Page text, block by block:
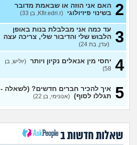
איך עוצרים מישהו שלא מפסיק
איך בחור חרדי אמור לדעת מה
עושים בפעם הראשונה עם
גבר?
(חרדי עם דגש, בן 24)
איך להמשיך במצב הנוכחי
לאור השפעות "מה שהיה"
אני גיי ומאוד מפחד ממחלות
מין, האם מישהו שמע על דוקסי
- פפ?
(נועם, בן 32)
אמא שלי תפסה אותי שוכב עם
גבר, מה לעשות?
(אדון
שוקו, בן 30)
2 האם אני הוזה או שבאמת מדובר
בשינוי פיזיולוגי (Kfir.edri.r, בן 33)
3 עד כמה אני מבלבלת בנות באופן
הלבוש שלי והדיבור שלי, צריכה עצה
(עדן, בת 24)
4 יחסי מין אנאלים נקיון ויותר (יוליש, בן
58)
5
איך להכיר חברים חדשים? (לשאלה -
תגללו לסוף) (אנונימי, בן 22)
שאלות חדשות ב